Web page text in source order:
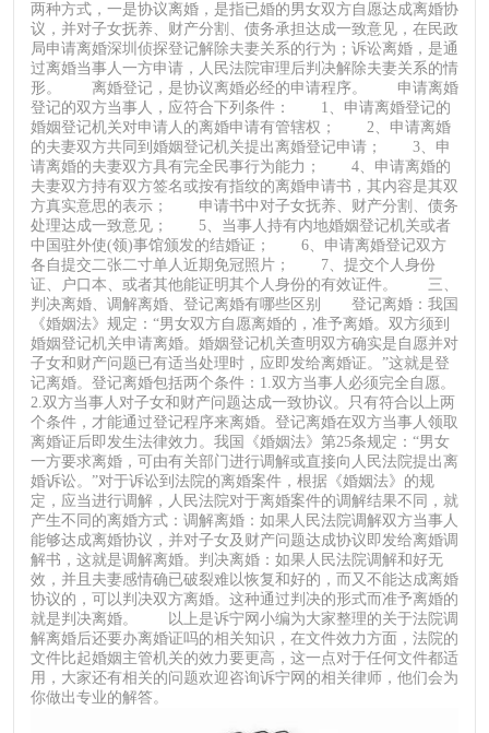
两种方式，一是协议离婚，是指已婚的男女双方自愿达成离婚协
议，并对子女抚养、财产分割、债务承担达成一致意见，在民政
局申请离婚深圳侦探登记解除夫妻关系的行为；诉讼离婚，是通
过离婚当事人一方申请，人民法院审理后判决解除夫妻关系的情
形。 离婚登记，是协议离婚必经的申请程序。 申请离婚
登记的双方当事人，应符合下列条件： 1、申请离婚登记的
婚姻登记机关对申请人的离婚申请有管辖权； 2、申请离婚
的夫妻双方共同到婚姻登记机关提出离婚登记申请； 3、申
请离婚的夫妻双方具有完全民事行为能力； 4、申请离婚的
夫妻双方持有双方签名或按有指纹的离婚申请书，其内容是其双
方真实意思的表示； 申请书中对子女抚养、财产分割、债务
处理达成一致意见； 5、当事人持有内地婚姻登记机关或者
中国驻外使(领)事馆颁发的结婚证； 6、申请离婚登记双方
各自提交二张二寸单人近期免冠照片； 7、提交个人身份
证、户口本、或者其他能证明其个人身份的有效证件。 三、
判决离婚、调解离婚、登记离婚有哪些区别 登记离婚：我国
《婚姻法》规定：“男女双方自愿离婚的，准予离婚。双方须到
婚姻登记机关申请离婚。婚姻登记机关查明双方确实是自愿并对
子女和财产问题已有适当处理时，应即发给离婚证。”这就是登
记离婚。登记离婚包括两个条件：1.双方当事人必须完全自愿。
2.双方当事人对子女和财产问题达成一致协议。只有符合以上两
个条件，才能通过登记程序来离婚。登记离婚在双方当事人领取
离婚证后即发生法律效力。我国《婚姻法》第25条规定：“男女
一方要求离婚，可由有关部门进行调解或直接向人民法院提出离
婚诉讼。”对于诉讼到法院的离婚案件，根据《婚姻法》的规
定，应当进行调解，人民法院对于离婚案件的调解结果不同，就
产生不同的离婚方式：调解离婚：如果人民法院调解双方当事人
能够达成离婚协议，并对子女及财产问题达成协议即发给离婚调
解书，这就是调解离婚。判决离婚：如果人民法院调解和好无
效，并且夫妻感情确已破裂难以恢复和好的，而又不能达成离婚
协议的，可以判决双方离婚。这种通过判决的形式而准予离婚的
就是判决离婚。 以上是诉宁网小编为大家整理的关于法院调
解离婚后还要办离婚证吗的相关知识，在文件效力方面，法院的
文件比起婚姻主管机关的效力要更高，这一点对于任何文件都适
用，大家还有相关的问题欢迎咨询诉宁网的相关律师，他们会为
你做出专业的解答。